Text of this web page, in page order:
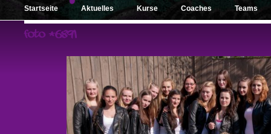
Startseite Aktuelles Kurse Coaches Teams